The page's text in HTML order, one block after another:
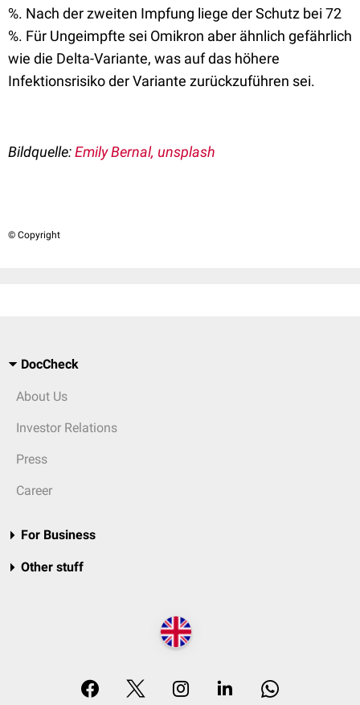
%. Nach der zweiten Impfung liege der Schutz bei 72
%. Für Ungeimpfte sei Omikron aber ähnlich gefährlich
wie die Delta-Variante, was auf das höhere
Infektionsrisiko der Variante zurückzuführen sei.
Bildquelle:Emily Bernal, unsplash
© Copyright
DocCheck
About Us
Investor Relations
Press
Career
For Business
Other stuff